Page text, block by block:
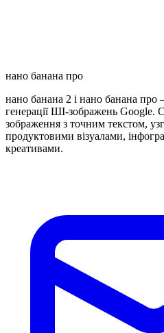
нано банана про
нано банана 2 і нано банана
генерації ШІ-зображень Google.
зображення з точним текстом,
продуктовими візуалами,
креативами.